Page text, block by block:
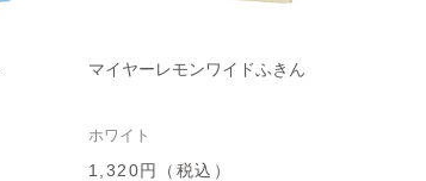
マイヤーレモンワイドふきん
ホワイト
1,320円（税込）